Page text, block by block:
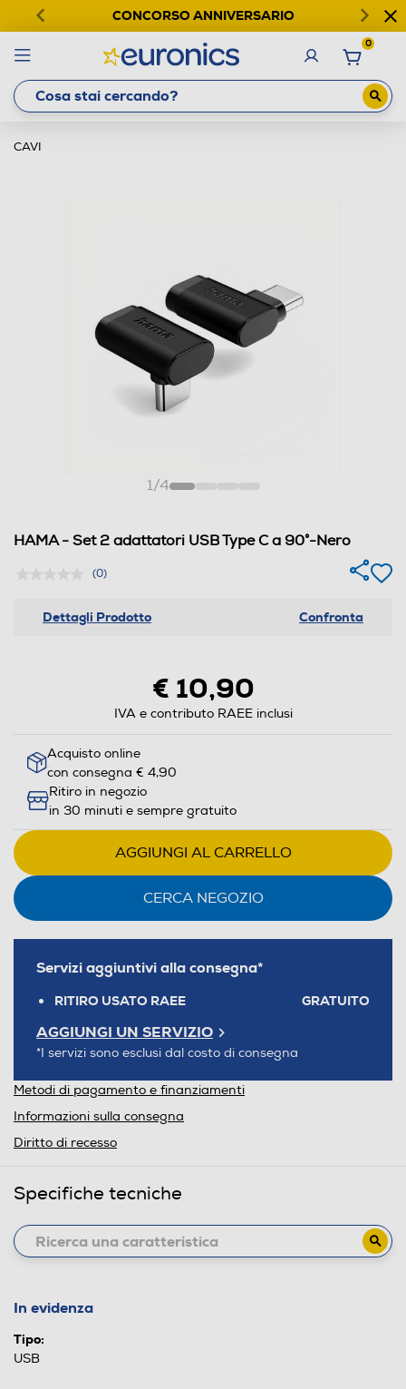
CONCORSO ANNIVERSARIO
0
CAVI
1/4
HAMA - Set 2 adattatori USB Type C a 90°-Nero
(0)
Dettagli Prodotto Confronta
€ 10,90
IVA e contributo RAEE inclusi
Acquisto online
con consegna € 4,90
Ritiro in negozio
in 30 minuti e sempre gratuito
AGGIUNGI AL CARRELLO
CERCA NEGOZIO
Servizi aggiuntivi alla consegna*
RITIRO USATO RAEE GRATUITO
AGGIUNGI UN SERVIZIO
*I servizi sono esclusi dal costo di consegna
Metodi di pagamento e finanziamenti
Informazioni sulla consegna
Diritto di recesso
Specifiche tecniche
In evidenza
Tipo:
USB